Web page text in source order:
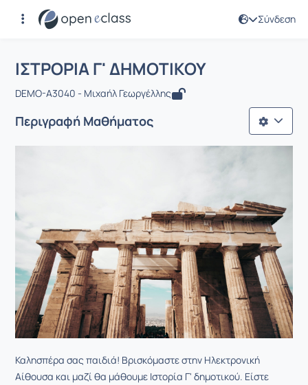
Σύνδεση
Αρχική Σελίδα
Μάθημα : ΙΣΤΡΟΡΙΑ Γ' ΔΗΜΟΤΙΚΟΥ
ΙΣΤΡΟΡΙΑ Γ' ΔΗΜΟΤΙΚΟΥ
DEMO-A3040 - Μιχαήλ Γεωργέλλης
Περιγραφή Μαθήματος
Καλησπέρα σας παιδιά! Βρισκόμαστε στην Ηλεκτρονική
Αίθουσα και μαζί θα μάθουμε Ιστορία Γ' δημοτικού. Είστε